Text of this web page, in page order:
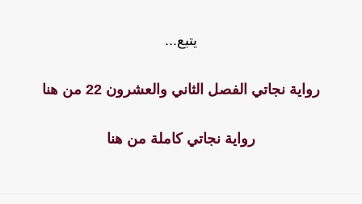
يتبع...
رواية نجاتي الفصل الثاني والعشرون 22 من هنا
رواية نجاتي كاملة من هنا